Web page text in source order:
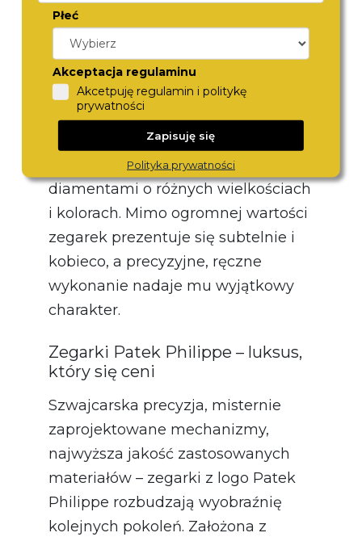
Najdroższy obecnie zegarek na
świecie to wart 55 milionów dolarów
Graff Hallucination Watch. Ten
wyprodukowywany stosunkowo
niedawno, bo w 2014 roku, model
wyróżnia się niezwykle efektownym
wyglądem – jest cały wysadzany
diamentami o różnych wielkościach
i kolorach. Mimo ogromnej wartości
zegarek prezentuje się subtelnie i
kobieco, a precyzyjne, ręczne
wykonanie nadaje mu wyjątkowy
charakter.
Zegarki Patek Philippe – luksus,
który się ceni
Szwajcarska precyzja, misternie
zaprojektowane mechanizmy,
najwyższa jakość zastosowanych
materiałów – zegarki z logo Patek
Philippe rozbudzają wyobraźnię
kolejnych pokoleń. Założona z
Płeć
Akceptacja regulaminu
Akcetpuję regulamin i politykę
prywatności
Zapisuję się
Polityka prywatności